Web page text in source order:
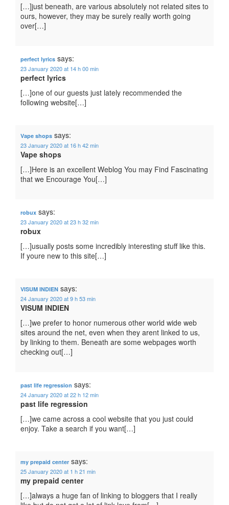
[…]just beneath, are various absolutely not related sites to
ours, however, they may be surely really worth going
over[…]
perfect lyrics says:
23 January 2020 at 14 h 00 min
perfect lyrics
[…]one of our guests just lately recommended the
following website[…]
Vape shops says:
23 January 2020 at 16 h 42 min
Vape shops
[…]Here is an excellent Weblog You may Find Fascinating
that we Encourage You[…]
robux says:
23 January 2020 at 23 h 32 min
robux
[…]usually posts some incredibly interesting stuff like this.
If youre new to this site[…]
VISUM INDIEN says:
24 January 2020 at 9 h 53 min
VISUM INDIEN
[…]we prefer to honor numerous other world wide web
sites around the net, even when they arent linked to us,
by linking to them. Beneath are some webpages worth
checking out[…]
past life regression says:
24 January 2020 at 22 h 12 min
past life regression
[…]we came across a cool website that you just could
enjoy. Take a search if you want[…]
my prepaid center says:
25 January 2020 at 1 h 21 min
my prepaid center
[…]always a huge fan of linking to bloggers that I really